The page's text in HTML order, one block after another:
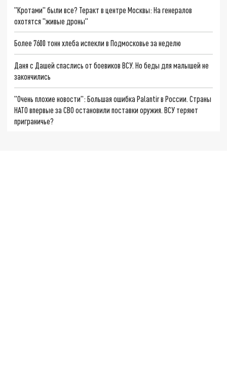
"Кротами" были все? Теракт в центре Москвы: На генералов
охотятся "живые дроны"
Более 7600 тонн хлеба испекли в Подмосковье за неделю
Даня с Дашей спаслись от боевиков ВСУ. Но беды для малышей не
закончились
"Очень плохие новости": Большая ошибка Palantir в России. Страны
НАТО впервые за СВО остановили поставки оружия. ВСУ теряют
приграничье?